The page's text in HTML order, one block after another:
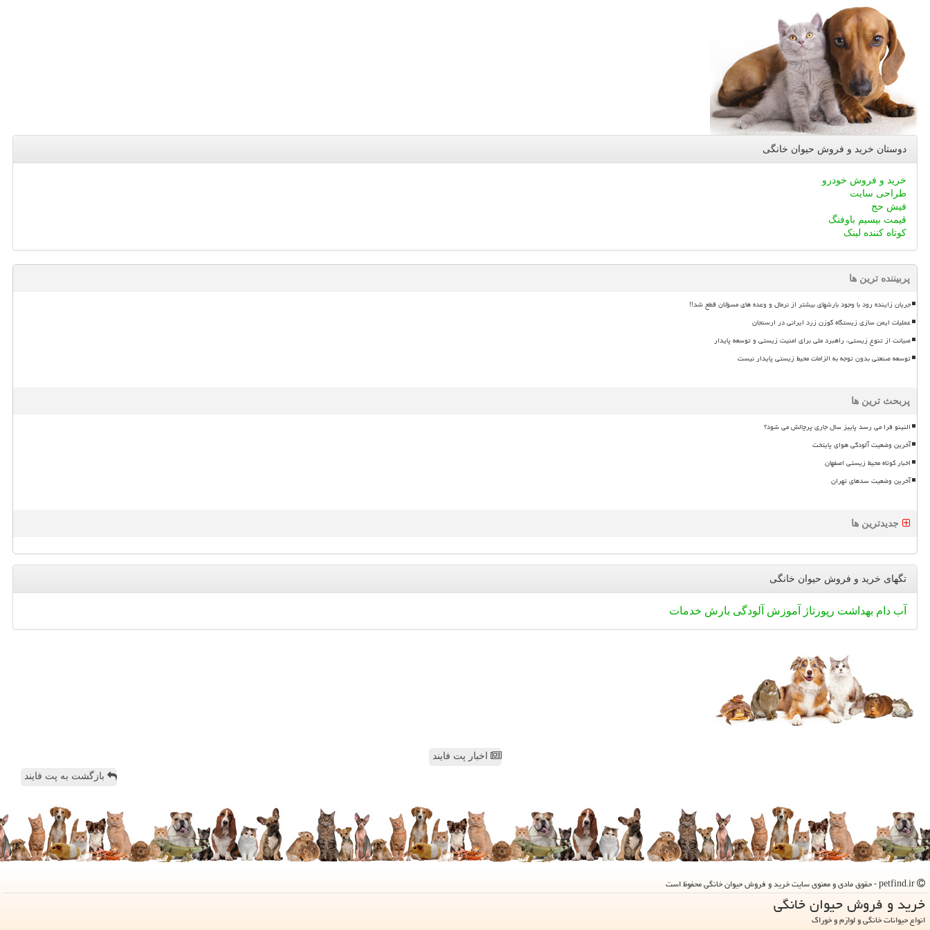
دوستان خرید و فروش حیوان خانگی
خرید و فروش خودرو
طراحی سایت
فیش حج
قیمت بیسیم باوفنگ
کوتاه کننده لینک
پربیننده ترین ها
جریان زاینده رود با وجود بارشهای بیشتر از نرمال و وعده های مسؤلان قطع شد!!
عملیات ایمن سازی زیستگاه گوزن زرد ایرانی در ارسنجان
صیانت از تنوع زیستی، راهبرد ملی برای امنیت زیستی و توسعه پایدار
توسعه صنعتی بدون توجه به الزامات محیط زیستی پایدار نیست
پربحث ترین ها
النینو فرا می رسد پاییز سال جاری پرچالش می شود؟
آخرین وضعیت آلودگی هوای پایتخت
اخبار کوتاه محیط زیستی اصفهان
آخرین وضعیت سدهای تهران
جدیدترین ها
تگهای خرید و فروش حیوان خانگی
آب دام بهداشت رپورتاژ آموزش آلودگی بارش خدمات
اخبار پت فایند
بازگشت به پت فایند
خرید و فروش حیوان خانگی
انواع حیوانات خانگی و لوازم و خوراک